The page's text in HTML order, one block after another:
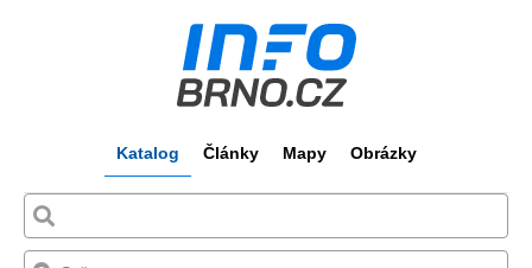
Katalog Články Mapy Obrázky